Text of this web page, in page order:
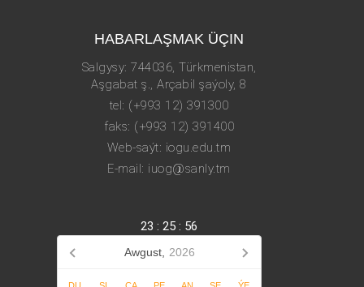
HABARLAŞMAK ÜÇIN
Salgysy: 744036, Türkmenistan,
Aşgabat ş., Arçabil şaýoly, 8
tel: (+993 12) 391300
faks: (+993 12) 391400
Web-saýt: iogu.edu.tm
E-mail: iuog@sanly.tm
23 : 25 : 57
Awgust, 2026